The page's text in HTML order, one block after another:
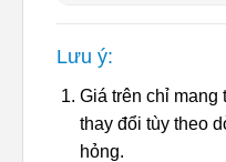
Lưu ý:
Giá trên chỉ mang
thay đổi tùy theo
hỏng.